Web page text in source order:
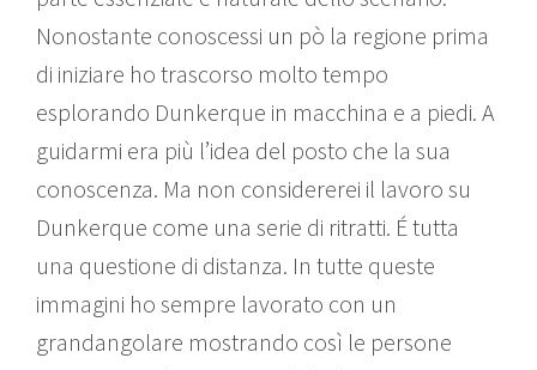
Nonostante conoscessi un pò la regione prima
di iniziare ho trascorso molto tempo
esplorando Dunkerque in macchina e a piedi. A
guidarmi era più l’idea del posto che la sua
conoscenza. Ma non considererei il lavoro su
Dunkerque come una serie di ritratti. É tutta
una questione di distanza. In tutte queste
immagini ho sempre lavorato con un
grandangolare mostrando così le persone